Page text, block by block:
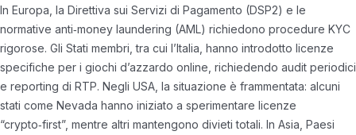
In Europa, la Direttiva sui Servizi di Pagamento (DSP2) e le
normative anti‑money laundering (AML) richiedono procedure KYC
rigorose. Gli Stati membri, tra cui l’Italia, hanno introdotto licenze
specifiche per i giochi d’azzardo online, richiedendo audit periodici
e reporting di RTP. Negli USA, la situazione è frammentata: alcuni
stati come Nevada hanno iniziato a sperimentare licenze
“crypto‑first”, mentre altri mantengono divieti totali. In Asia, Paesi